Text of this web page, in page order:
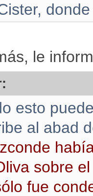
le
esto
al abad
sobre
fue